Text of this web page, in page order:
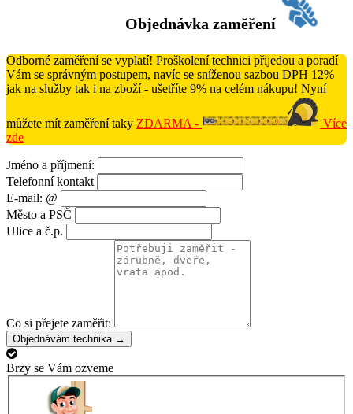
Objednávka zaměření
Odborné zaměření se vyplatí! Proškolení technici přijedou a poradí
Vám se správným postupem, navíc se sníženou sazbou DPH 12%
jak na služby tak i na zboží - ušetříte 9% na celém nákupu! Nyní
můžete mít zaměření taky ZDARMA -
Více
zde
Jméno a příjmení:
Telefonní kontakt
E-mail: @
Město a PSČ
Ulice a č.p.
Co si přejete zaměřit:
Objednávám technika →
Brzy se Vám ozveme